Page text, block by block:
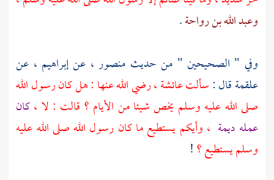
وعبد الله بن رواحة.
وفي " الصحيحين " من حديث منصور ، عنإبراهيم ، عن
علقمةقال :سألتعائشة ،رضي الله عنها : هل كان رسول الله
صلى الله عليه وسلم يخص شيئا من الأيام ؟ قالت : لا ،كان
عمله ديمة ، وأيكم يستطيع ما كان رسول الله صلى الله عليه
وسلم يستطيع ؟!